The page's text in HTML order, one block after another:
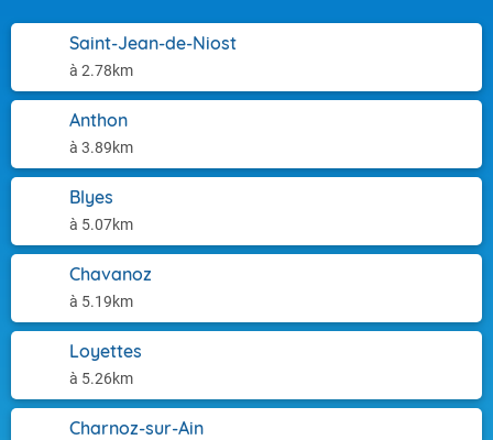
Saint-Jean-de-Niost
à 2.78km
Anthon
à 3.89km
Blyes
à 5.07km
Chavanoz
à 5.19km
Loyettes
à 5.26km
Charnoz-sur-Ain